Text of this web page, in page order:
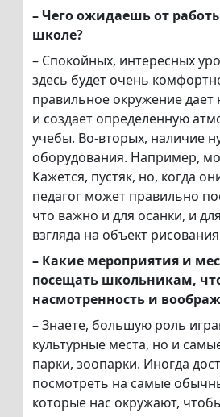
– Чего ожидаешь от
школе?
– Спокойных, интересных
здесь будет очень
правильное окружение
и создает определенную
учебы. Во-вторых, наличие
оборудования. Например,
Кажется, пустяк, но, когда
педагог может правильно
что важно и для осанки, и
взгляда на объект
– Какие мероприятия и
посещать школьникам,
насмотренность и
– Знаете, большую роль
культурные места, но и
парки, зоопарки. Иногда
посмотреть на самые
которые нас окружают,